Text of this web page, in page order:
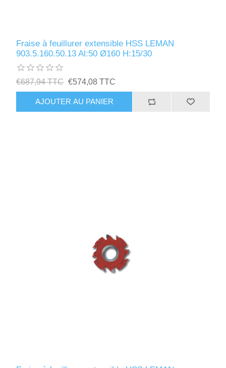
Fraise à feuillurer extensible HSS LEMAN
903.5.160.50.13 Al:50 Ø160 H:15/30
€687,94 TTC €574,08 TTC